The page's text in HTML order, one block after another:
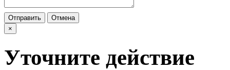
Отправить
Отмена
×
Уточните действие